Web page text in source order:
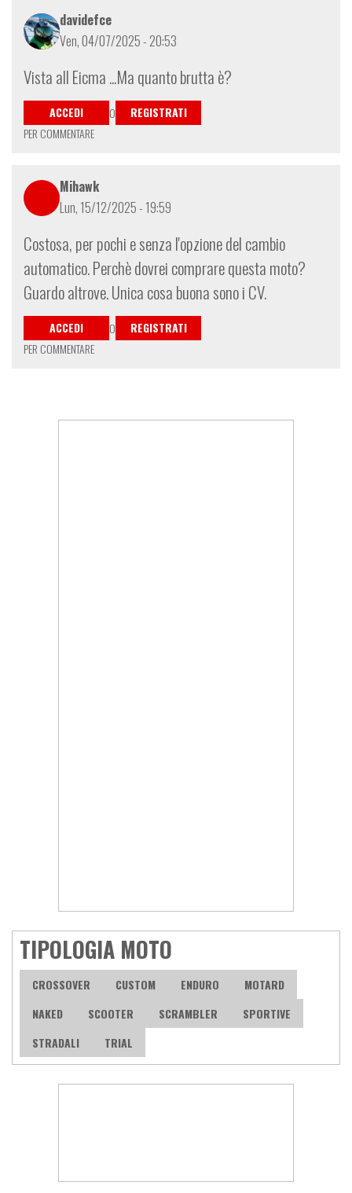
davidefce
Ven, 04/07/2025 - 20:53
Vista all Eicma ...Ma quanto brutta è?
ACCEDI O
REGISTRATI
PER COMMENTARE
Mihawk
Lun, 15/12/2025 - 19:59
Costosa, per pochi e senza l'opzione del cambio
automatico. Perchè dovrei comprare questa moto?
Guardo altrove. Unica cosa buona sono i CV.
ACCEDI O
REGISTRATI
PER COMMENTARE
TIPOLOGIA MOTO
CROSSOVER CUSTOM ENDURO
MOTARD
NAKED
SCOOTER SCRAMBLER
SPORTIVE
STRADALI
TRIAL